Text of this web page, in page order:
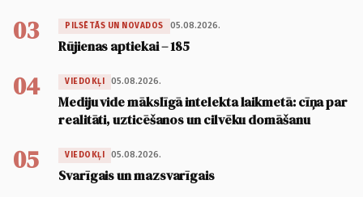
03 PILSĒTĀS UN NOVADOS 05.08.2026.
Rūjienas aptiekai – 185
04 VIEDOKĻI 05.08.2026.
Mediju vide mākslīgā intelekta laikmetā: cīņa par
realitāti, uzticēšanos un cilvēku domāšanu
05 VIEDOKĻI 05.08.2026.
Svarīgais un mazsvarīgais